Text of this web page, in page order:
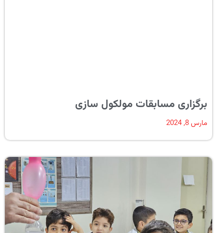
برگزاری مسابقات مولکول سازی
مارس 8, 2024